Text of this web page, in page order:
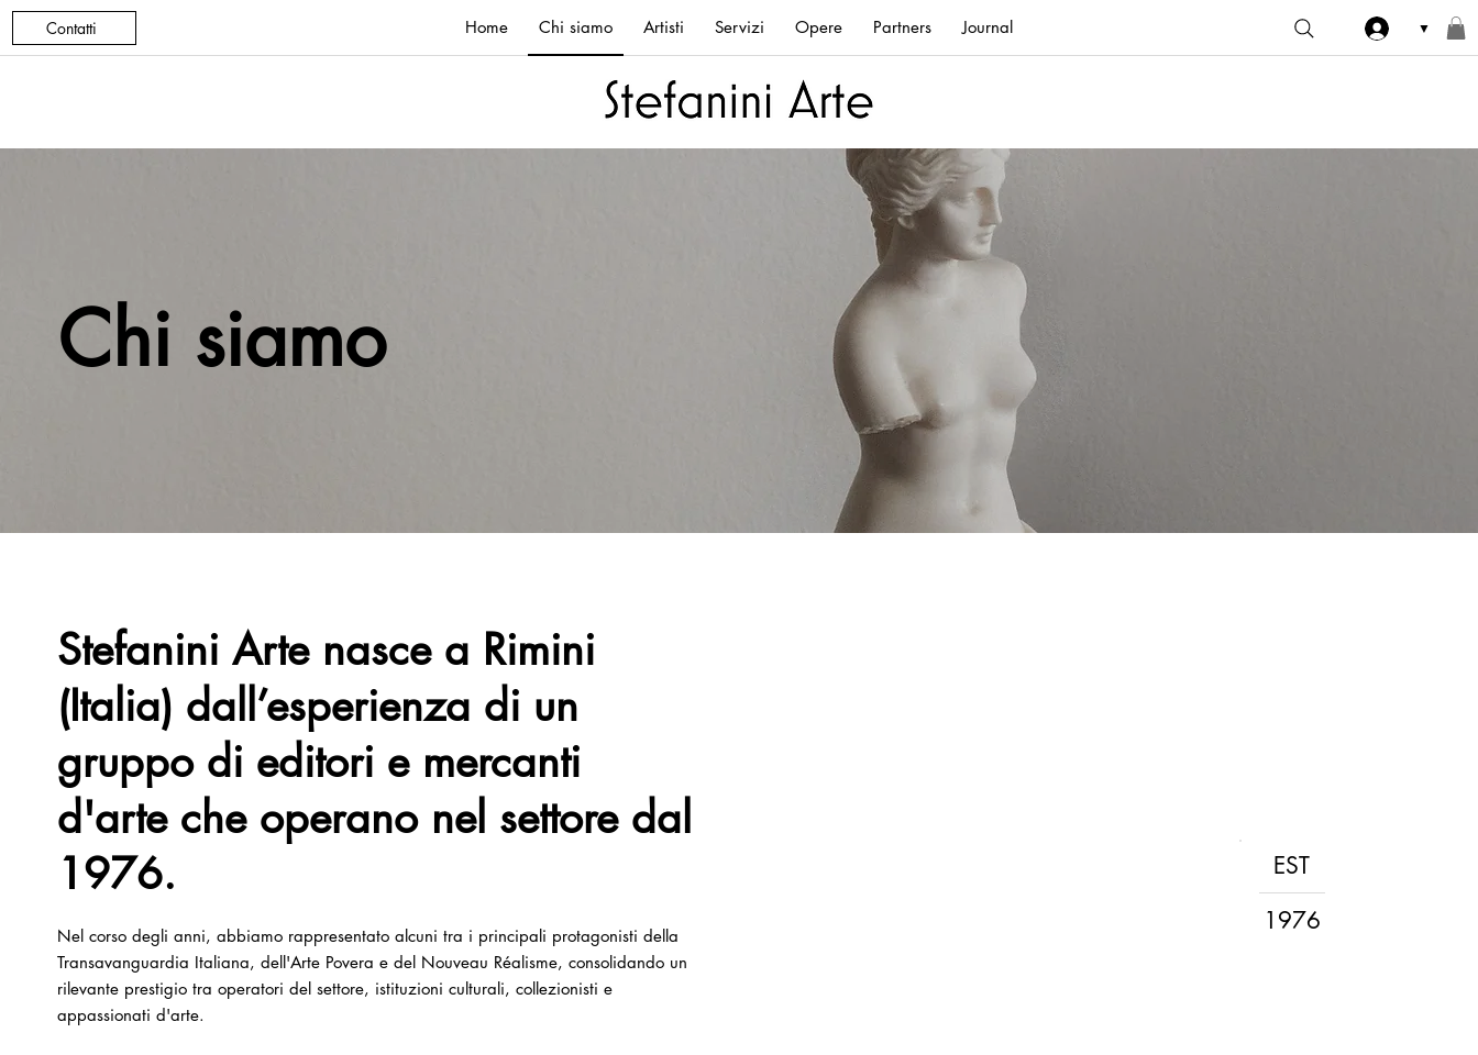
Contatti Home Chi siamo Artisti Servizi Opere Partners Journal ▼
Chi siamo
Stefanini Arte nasce a Rimini
(Italia) dall’esperienza di un
gruppo di editori e mercanti
d'arte che operano nel settore dal
1976.
Nel corso degli anni, abbiamo rappresentato alcuni tra i principali protagonisti della
Transavanguardia Italiana, dell'Arte Povera e del Nouveau Réalisme, consolidando un
rilevante prestigio tra operatori del settore, istituzioni culturali, collezionisti e
appassionati d'arte.
EST
1976